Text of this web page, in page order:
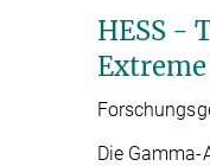
HESS -
Die